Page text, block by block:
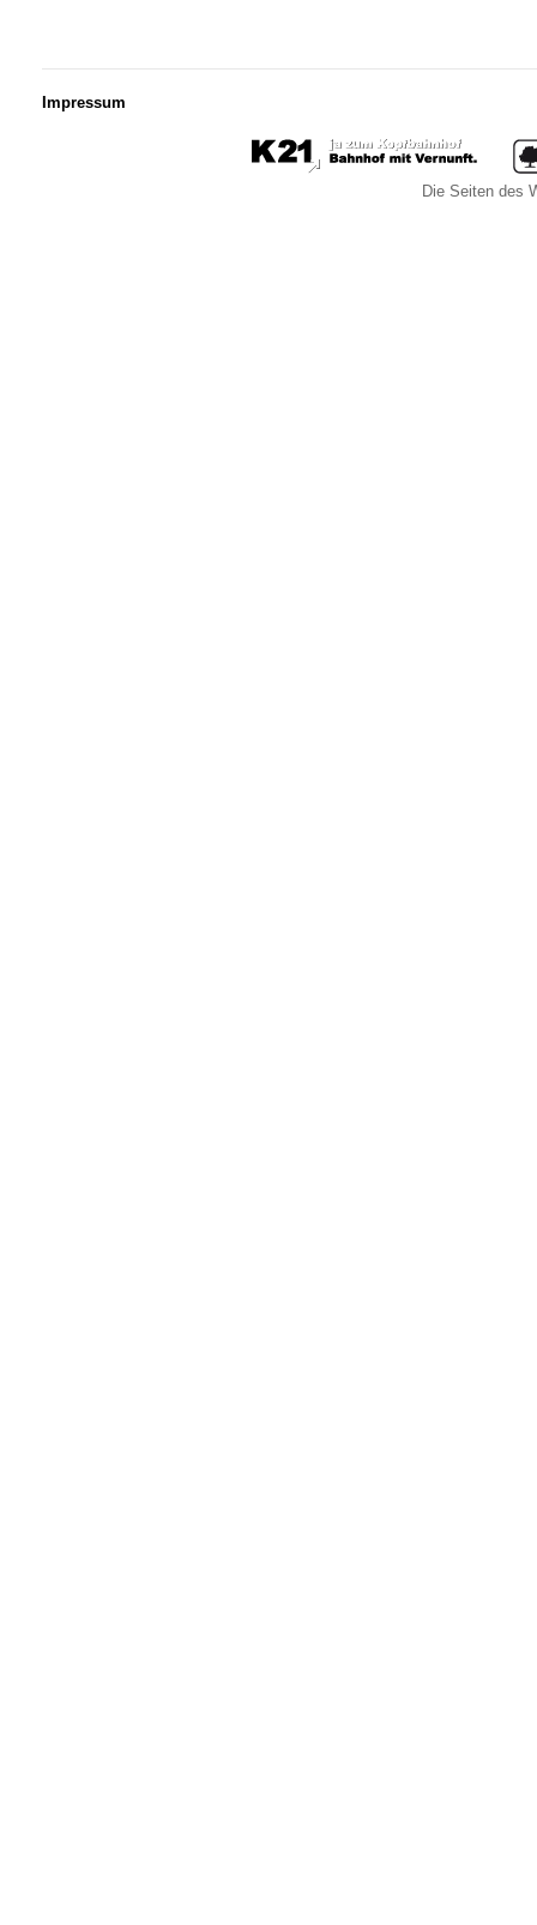
Impressum
Die Seiten des